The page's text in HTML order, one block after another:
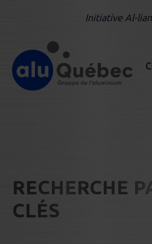
Initiative Al-
RECHERCHE
CLÉS